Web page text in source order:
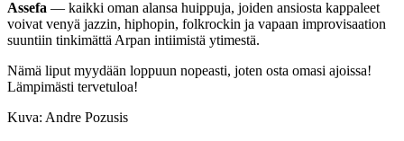
Assefa — kaikki oman alansa huippuja, joiden ansiosta kappaleet
voivat venyä jazzin, hiphopin, folkrockin ja vapaan improvisaation
suuntiin tinkimättä Arpan intiimistä ytimestä.
Nämä liput myydään loppuun nopeasti, joten osta omasi ajoissa!
Lämpimästi tervetuloa!
Kuva: Andre Pozusis